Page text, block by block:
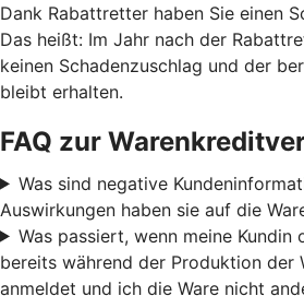
Dank Rabattretter haben Sie einen
Das heißt: Im Jahr nach der
keinen Schadenzuschlag und der
bleibt erhalten.
FAQ zur
Was sind negative
Auswirkungen haben sie auf die
Was passiert, wenn meine Kundin
bereits während der Produktion der
anmeldet und ich die Ware nicht